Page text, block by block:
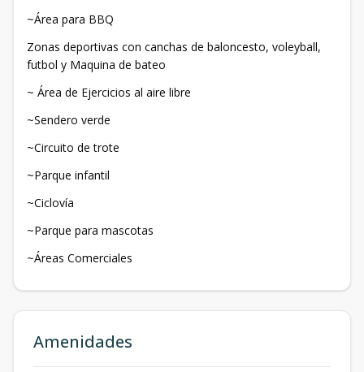
~Área para BBQ
Zonas deportivas con canchas de baloncesto, voleyball,
futbol y Maquina de bateo
~ Área de Ejercicios al aire libre
~Sendero verde
~Circuito de trote
~Parque infantil
~Ciclovía
~Parque para mascotas
~Áreas Comerciales
Amenidades